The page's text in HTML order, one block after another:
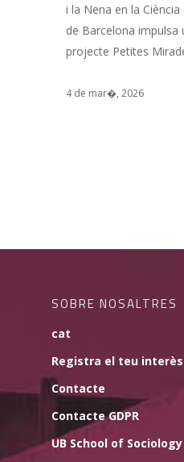
i la Nena en la
de Barcelona impulsa
projecte Petites
4 de mar�, 2026
SOBRE NOSALTRES
cat
Registra el teu interès
Contacte
Contacte GDPR
UB School of Sociology